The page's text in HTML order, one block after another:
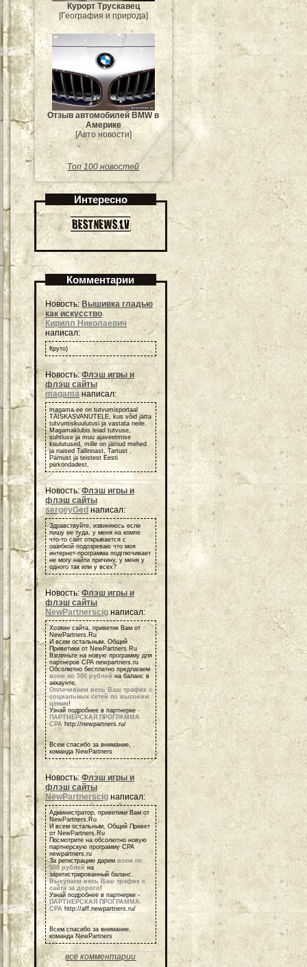
Курорт Трускавец
[География и природа]
Отзыв автомобилей BMW в
Америке
[Авто новости]
Топ 100 новостей
Интересно
Комментарии
Новость: Вышивка гладью
как искусство
Кирилл Николаевич
написал:
Круто)
Новость:Флэш игры и
флэш сайты
magama написал:
magama.ee on tutvumisportaal
TÄISKASVANUTELE, kus võid jätta
tutvumiskuulutusi ja vastata neile.
Magamaklubis leiad tutvuse,
suhtluse ja muu ajaveetmise
kuulutused, mille on jätnud mehed
ja naised Tallinnast, Tartust ,
Pärnust ja teistest Eesti
piirkondadest.
Новость:Флэш игры и
флэш сайты
sergeyGed написал:
Здравствуйте, извиняюсь если
пишу не туда, у меня на компе
что-то сайт открывается с
ошибкой подозреваю что моя
интернет-программа подглючивает
не могу найти причину, у меня у
одного так или у всех?
Новость:Флэш игры и
флэш сайты
NewPartnerscigнаписал:
Хозяин сайта, приветик Вам от
NewPartners.Ru
И всем остальным, Общий
Приветики от NewPartners.Ru
Взгляньте на новую программу для
партнеров СРА newpartners.ru
Обсолютно бесплатно предлагаем
всем по 500 рублей на баланс в
аккаунте.
Оплачиваем весь Ваш трафик с
социальных сетей по высоким
ценам!
Узнай подробнее в партнерке -
ПАРТНЕРСКАЯ ПРОГРАММА
СРА http://newpartners.ru/
Всем спасибо за внимание,
команда NewPartners
Новость: Флэш игры и
флэш сайты
NewPartnerscig написал:
Администратор, приветики Вам от
NewPartners.Ru
И всем остальным, Общий Привет
от NewPartners.Ru
Посмотрите на обсолютно новую
партнерскую программу СРА
newpartners.ru
За регистрацию дарим всем по
500 рублей на
зарегистрированный баланс.
Выкупаем весь Ваш трафик с
сайта за дорого!
Узнай подробнее в партнерке -
ПАРТНЕРСКАЯ ПРОГРАММА
СРА http://aff.newpartners.ru/
Всем спасибо за внимание,
команда NewPartners
все комментарии